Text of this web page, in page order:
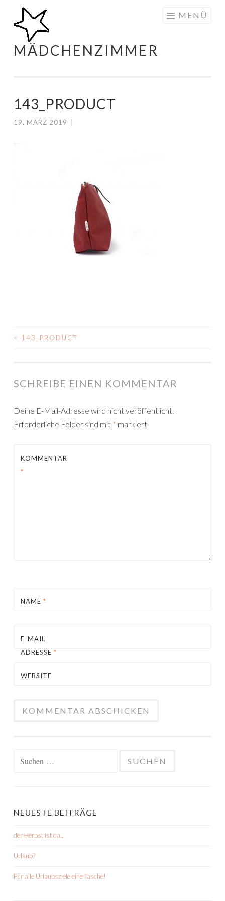
Zum
Inhalt
springen
MÄDCHENZIMMER
MENÜ
143_PRODUCT
19. MÄRZ 2019
BEITRAGSNAVIGATION
< 143_PRODUCT
SCHREIBE EINEN KOMMENTAR
Deine E-Mail-Adresse wird nicht veröffentlicht.
Erforderliche Felder sind mit * markiert
KOMMENTAR
*
NAME *
E-MAIL-
ADRESSE *
WEBSITE
NEUESTE BEITRÄGE
der Herbst ist da…
Urlaub?
Für alle Urlaubsziele eine Tasche!